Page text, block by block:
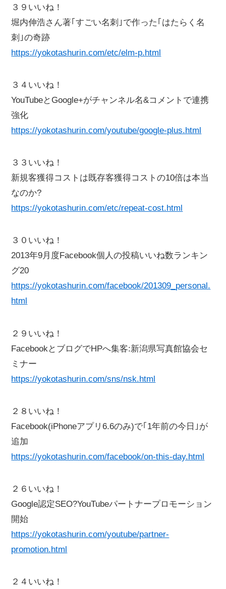
３９いいね！
堀内伸浩さん著｢すごい名刺｣で作った｢はたらく名
刺｣の奇跡
https://yokotashurin.com/etc/elm-p.html
３４いいね！
YouTubeとGoogle+がチャンネル名&コメントで連携
強化
https://yokotashurin.com/youtube/google-plus.html
３３いいね！
新規客獲得コストは既存客獲得コストの10倍は本当
なのか?
https://yokotashurin.com/etc/repeat-cost.html
３０いいね！
2013年9月度Facebook個人の投稿いいね数ランキン
グ20
https://yokotashurin.com/facebook/201309_personal.
html
２９いいね！
FacebookとブログでHPへ集客:新潟県写真館協会セ
ミナー
https://yokotashurin.com/sns/nsk.html
２８いいね！
Facebook(iPhoneアプリ6.6のみ)で｢1年前の今日｣が
追加
https://yokotashurin.com/facebook/on-this-day.html
２６いいね！
Google認定SEO?YouTubeパートナープロモーション
開始
https://yokotashurin.com/youtube/partner-
promotion.html
２４いいね！